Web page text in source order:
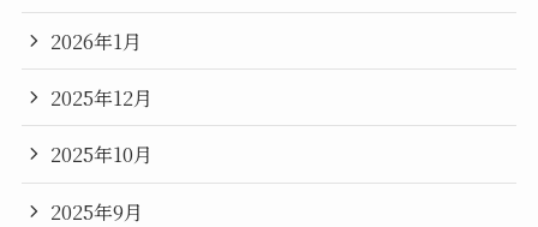
2026年1月
2025年12月
2025年10月
2025年9月